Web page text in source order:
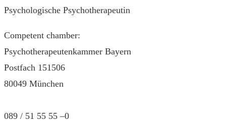
Psychologische Psychotherapeutin
Competent chamber:
Psychotherapeutenkammer Bayern
Postfach 151506
80049 München
089 / 51 55 55 –0